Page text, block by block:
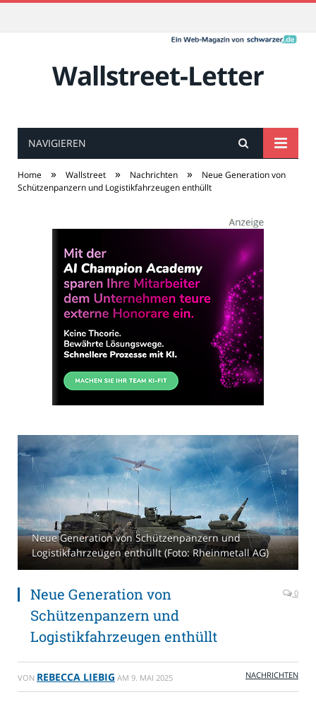
Wallstreet-Letter
NAVIGIEREN
Home » Wallstreet » Nachrichten »
Neue Generation von
Schützenpanzern und Logistikfahrzeugen enthüllt
Neue Generation von Schützenpanzern und
Logistikfahrzeugen enthüllt (Foto: Rheinmetall AG)
Neue Generation von
Schützenpanzern und
Logistikfahrzeugen enthüllt
0
VON REBECCA LIEBIG AM 9. MAI 2025 NACHRICHTEN